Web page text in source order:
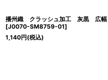
播州織 クラッシュ加工 灰黒 広幅
[J0070-SM8759-01]
1,140円(税込)